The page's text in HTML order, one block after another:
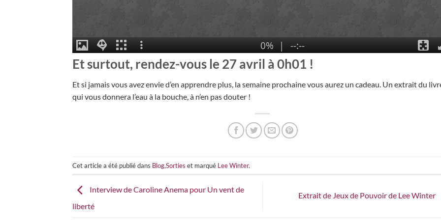
Et surtout, rendez-vous le 27 avril à 0h01 !
Et si jamais vous avez envie d’en apprendre plus, la semaine prochaine vous aurez un cadeau. Un extrait du
qui vous donnera l’eau à la bouche, à n’en pas douter !
Cet article a été publié dans Blog,Sorties et marqué Lee Winter.
Interview de Caroline Anema pour Un vent de
liberté
Extrait de Jeux de Pouvoir de Lee Winter